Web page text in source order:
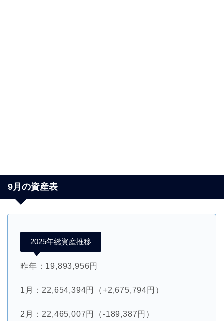
9月の資産表
2025年総資産推移
昨年：19,893,956円
1月：22,654,394円（+2,675,794円）
2月：22,465,007円（-189,387円）